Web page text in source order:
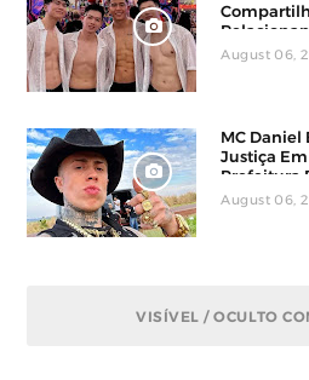
August 06,
MC Daniel
Justiça Em
Prefeitura
August 06,
VISÍVEL / OCULTO